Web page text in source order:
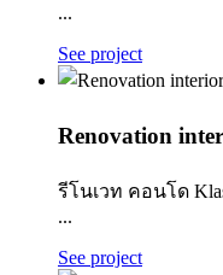
...
See project
Renovation
รีโนเวท คอนโด
...
See project